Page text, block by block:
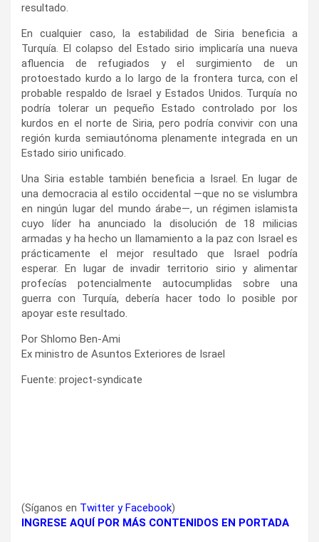
resultado.
En cualquier caso, la estabilidad de Siria beneficia a
Turquía. El colapso del Estado sirio implicaría una nueva
afluencia de refugiados y el surgimiento de un
protoestado kurdo a lo largo de la frontera turca, con el
probable respaldo de Israel y Estados Unidos. Turquía no
podría tolerar un pequeño Estado controlado por los
kurdos en el norte de Siria, pero podría convivir con una
región kurda semiautónoma plenamente integrada en un
Estado sirio unificado.
Una Siria estable también beneficia a Israel. En lugar de
una democracia al estilo occidental —que no se vislumbra
en ningún lugar del mundo árabe—, un régimen islamista
cuyo líder ha anunciado la disolución de 18 milicias
armadas y ha hecho un llamamiento a la paz con Israel es
prácticamente el mejor resultado que Israel podría
esperar. En lugar de invadir territorio sirio y alimentar
profecías potencialmente autocumplidas sobre una
guerra con Turquía, debería hacer todo lo posible por
apoyar este resultado.
Por Shlomo Ben-Ami
Ex ministro de Asuntos Exteriores de Israel
Fuente: project-syndicate
(Síganos en Twitter yFacebook)
INGRESE AQUÍ POR MÁS CONTENIDOS EN PORTADA